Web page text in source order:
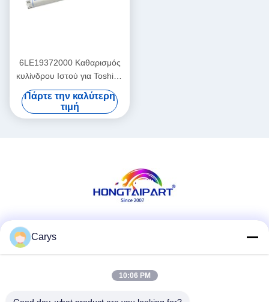
6LE19372000 Καθαρισμός
κυλίνδρου Ιστού για Toshiba
E-Studio 520 523 555 556
600 603 655 656 700 720
723 755 75
Πάρτε την καλύτερη
τιμή
Carys
10:06 PM